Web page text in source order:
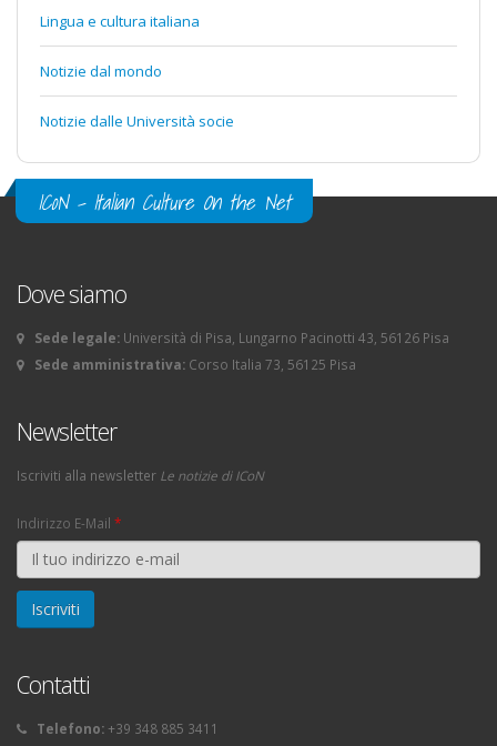
Lingua e cultura italiana
Notizie dal mondo
Notizie dalle Università socie
ICoN - Italian Culture On the Net
Dove siamo
Sede legale: Università di Pisa, Lungarno Pacinotti 43, 56126 Pisa
Sede amministrativa: Corso Italia 73, 56125 Pisa
Newsletter
Iscriviti alla newsletter Le notizie di ICoN
Indirizzo E-Mail *
Contatti
Telefono: +39 348 885 3411